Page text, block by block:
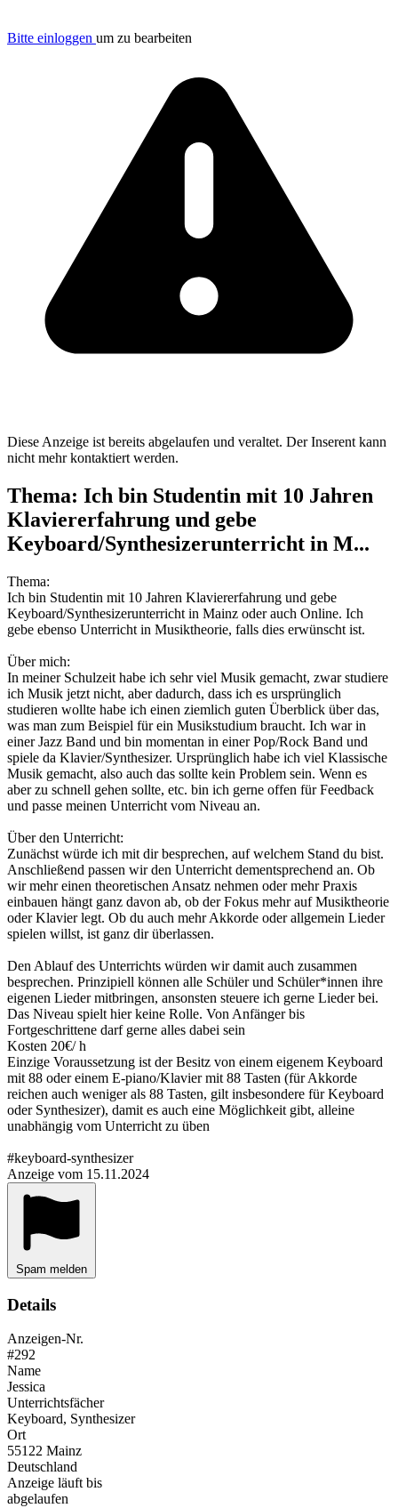
Bitte einloggen um zu bearbeiten
Diese Anzeige ist bereits abgelaufen und veraltet. Der Inserent kann
nicht mehr kontaktiert werden.
Thema: Ich bin Studentin mit 10 Jahren
Klaviererfahrung und gebe
Keyboard/Synthesizerunterricht in M...
Thema:
Ich bin Studentin mit 10 Jahren Klaviererfahrung und gebe
Keyboard/Synthesizerunterricht in Mainz oder auch Online. Ich
gebe ebenso Unterricht in Musiktheorie, falls dies erwünscht ist.
Über mich:
In meiner Schulzeit habe ich sehr viel Musik gemacht, zwar studiere
ich Musik jetzt nicht, aber dadurch, dass ich es ursprünglich
studieren wollte habe ich einen ziemlich guten Überblick über das,
was man zum Beispiel für ein Musikstudium braucht. Ich war in
einer Jazz Band und bin momentan in einer Pop/Rock Band und
spiele da Klavier/Synthesizer. Ursprünglich habe ich viel Klassische
Musik gemacht, also auch das sollte kein Problem sein. Wenn es
aber zu schnell gehen sollte, etc. bin ich gerne offen für Feedback
und passe meinen Unterricht vom Niveau an.
Über den Unterricht:
Zunächst würde ich mit dir besprechen, auf welchem Stand du bist.
Anschließend passen wir den Unterricht dementsprechend an. Ob
wir mehr einen theoretischen Ansatz nehmen oder mehr Praxis
einbauen hängt ganz davon ab, ob der Fokus mehr auf Musiktheorie
oder Klavier legt. Ob du auch mehr Akkorde oder allgemein Lieder
spielen willst, ist ganz dir überlassen.
Den Ablauf des Unterrichts würden wir damit auch zusammen
besprechen. Prinzipiell können alle Schüler und Schüler*innen ihre
eigenen Lieder mitbringen, ansonsten steuere ich gerne Lieder bei.
Das Niveau spielt hier keine Rolle. Von Anfänger bis
Fortgeschrittene darf gerne alles dabei sein
Kosten 20€/ h
Einzige Voraussetzung ist der Besitz von einem eigenem Keyboard
mit 88 oder einem E-piano/Klavier mit 88 Tasten (für Akkorde
reichen auch weniger als 88 Tasten, gilt insbesondere für Keyboard
oder Synthesizer), damit es auch eine Möglichkeit gibt, alleine
unabhängig vom Unterricht zu üben
#keyboard-synthesizer
Anzeige vom 15.11.2024
Spam melden
Details
Anzeigen-Nr.
#292
Name
Jessica
Unterrichtsfächer
Keyboard, Synthesizer
Ort
55122 Mainz
Deutschland
Anzeige läuft bis
abgelaufen